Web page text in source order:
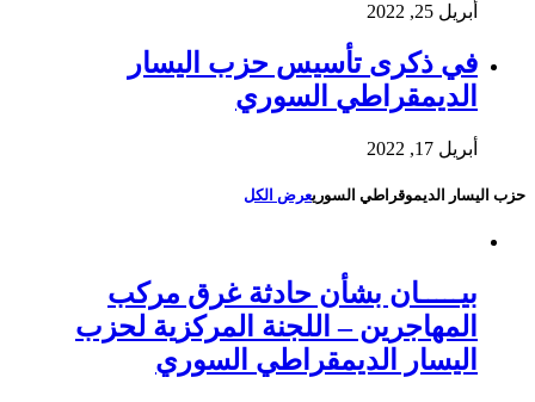
أبريل 25, 2022
في ذكرى تأسيس حزب اليسار
الديمقراطي السوري
أبريل 17, 2022
حزب اليسار الديموقراطي السوريعرض الكل
بيـــــان بشأن حادثة غرق مركب
المهاجرين – اللجنة المركزية لحزب
اليسار الديمقراطي السوري